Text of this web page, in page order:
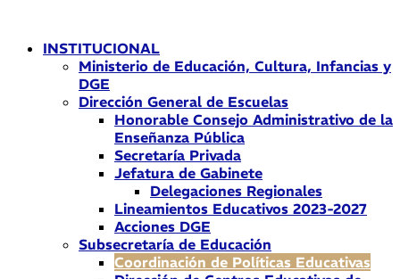
contenidoINSTITUCIONAL
Ministerio de Educación, Cultura, Infancias y
DGE
Dirección General de Escuelas
Honorable Consejo Administrativo de la
Enseñanza Pública
Secretaría Privada
Jefatura de Gabinete
Delegaciones Regionales
Lineamientos Educativos 2023-2027
Acciones DGE
Subsecretaría de Educación
Coordinación de Políticas Educativas